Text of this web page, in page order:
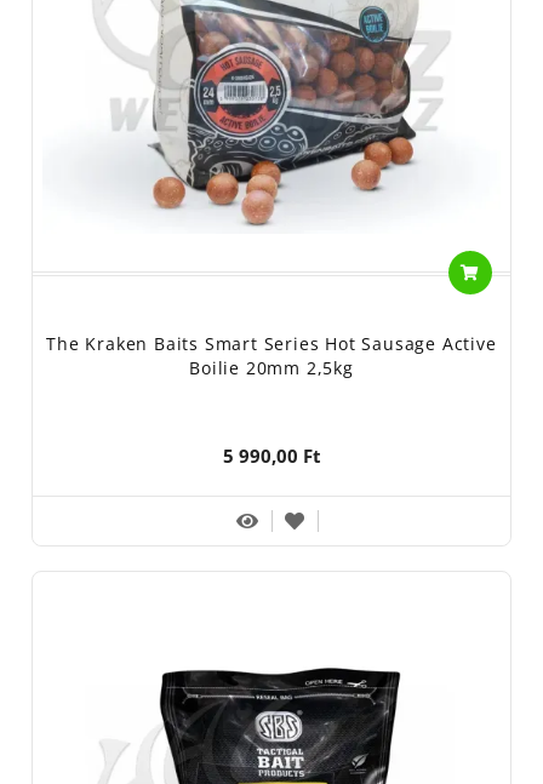
The Kraken Baits Smart Series Hot Sausage Active
Boilie 20mm 2,5kg
5 990,00 Ft